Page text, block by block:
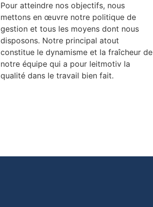
Pour atteindre nos objectifs, nous
mettons en œuvre notre politique de
gestion et tous les moyens dont nous
disposons. Notre principal atout
constitue le dynamisme et la fraîcheur de
notre équipe qui a pour leitmotiv la
qualité dans le travail bien fait.